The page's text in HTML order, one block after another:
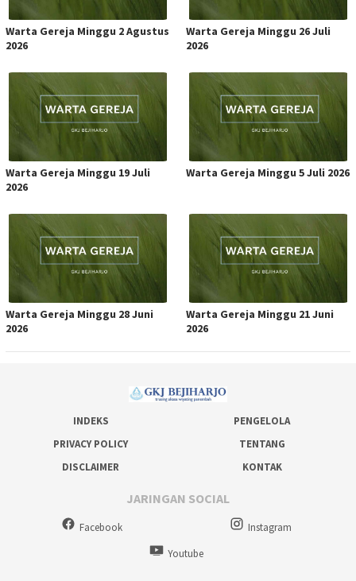
Warta Gereja Minggu 2 Agustus
2026
Warta Gereja Minggu 26 Juli
2026
Warta Gereja Minggu 19 Juli
2026
Warta Gereja Minggu 5 Juli 2026
Warta Gereja Minggu 28 Juni
2026
Warta Gereja Minggu 21 Juni
2026
INDEKS
PENGELOLA
PRIVACY POLICY
TENTANG
DISCLAIMER
KONTAK
JARINGAN SOCIAL
Facebook
Instagram
Youtube